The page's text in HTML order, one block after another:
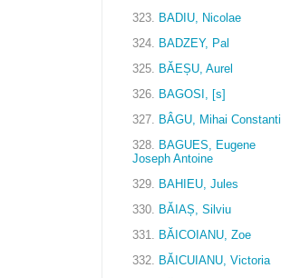
323. BADIU, Nicolae
324. BADZEY, Pal
325. BĂEȘU, Aurel
326. BAGOSI, [s]
327. BÂGU, Mihai
328. BAGUES, Eugene
Joseph Antoine
329. BAHIEU, Jules
330. BĂIAȘ, Silviu
331. BĂICOIANU, Zoe
332. BĂICUIANU, Victoria